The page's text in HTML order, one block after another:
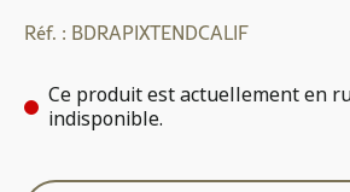
Réf. : BDRAPIXTENDCALIF
Ce produit est actuellement en
indisponible.